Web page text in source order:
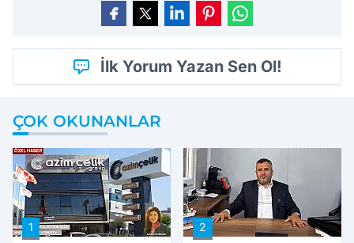
İlk Yorum Yazan Sen Ol!
ÇOK OKUNANLAR
1 2